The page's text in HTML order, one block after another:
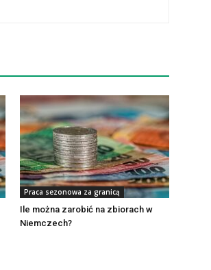
Praca sezonowa za granicą
Ile można zarobić na zbiorach w
Niemczech?